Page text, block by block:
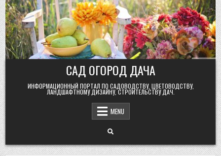
Skip
to
content
САД ОГОРОД ДАЧА
ИНФОРМАЦИОННЫЙ ПОРТАЛ ПО САДОВОДСТВУ, ЦВЕТОВОДСТВУ,
ЛАНДШАФТНОМУ ДИЗАЙНУ, СТРОИТЕЛЬСТВУ ДАЧ.
MENU